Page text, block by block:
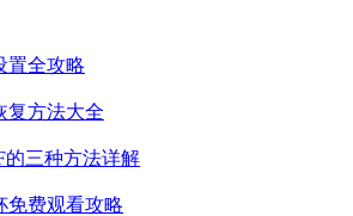
置全攻略
复方法大全
的三种方法详解
免费观看攻略